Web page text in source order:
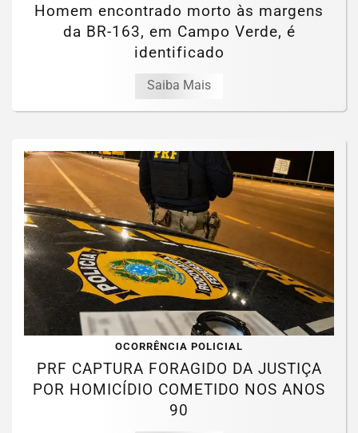
Homem encontrado morto às margens
da BR-163, em Campo Verde, é
identificado
Saiba Mais
OCORRÊNCIA POLICIAL
PRF CAPTURA FORAGIDO DA JUSTIÇA
POR HOMICÍDIO COMETIDO NOS ANOS
90